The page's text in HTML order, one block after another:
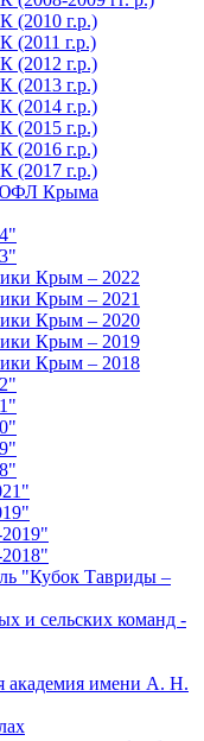
(2010 г.р.)
(2011 г.р.)
(2012 г.р.)
(2013 г.р.)
(2014 г.р.)
(2015 г.р.)
(2016 г.р.)
(2017 г.р.)
Крыма
Крым – 2022
Крым – 2021
Крым – 2020
Крым – 2019
Крым – 2018
"Кубок Тавриды –
и сельских команд -
академия имени А. Н.